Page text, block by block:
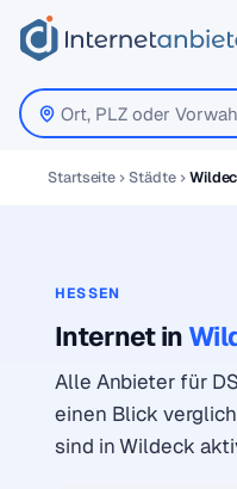
Startseite Städte
HESSEN
Internet in
Alle Anbieter für
einen Blick
sind in Wildeck